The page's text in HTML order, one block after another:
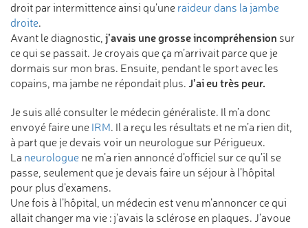
droit par intermittence ainsi qu’une raideur dans la jambe
droite.
Avant le diagnostic, j’avais une grosse incompréhension sur
ce qui se passait. Je croyais que ça m’arrivait parce que je
dormais sur mon bras. Ensuite, pendant le sport avec les
copains, ma jambe ne répondait plus. J’ai eu très peur.
Je suis allé consulter le médecin généraliste. Il m’a donc
envoyé faire une IRM. Il a reçu les résultats et ne m’a rien dit,
à part que je devais voir un neurologue sur Périgueux.
La neurologue ne m’a rien annoncé d’officiel sur ce qu’il se
passe, seulement que je devais faire un séjour à l’hôpital
pour plus d’examens.
Une fois à l’hôpital, un médecin est venu m’annoncer ce qui
allait changer ma vie : j’avais la sclérose en plaques. J’avoue